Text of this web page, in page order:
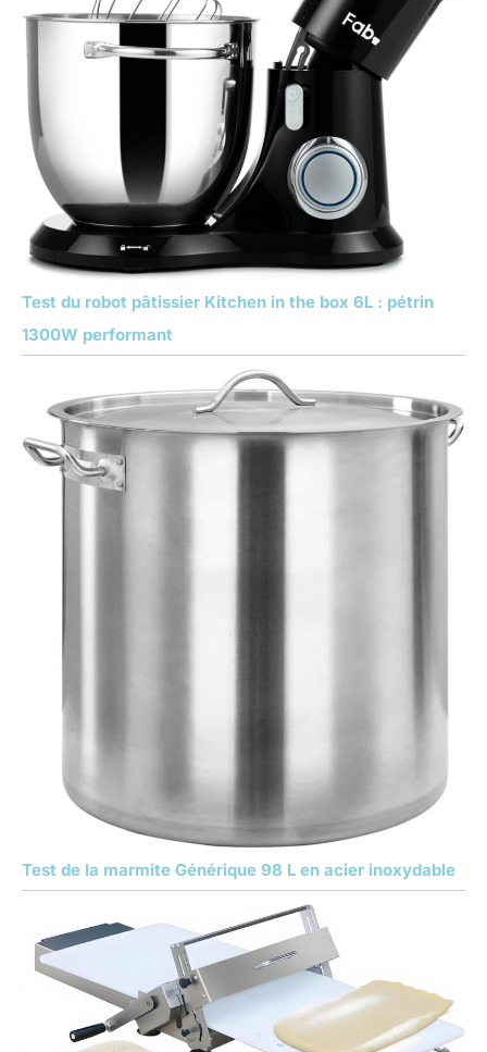
Test du robot pâtissier Kitchen in the box 6L : pétrin
1300W performant
Test de la marmite Générique 98 L en acier inoxydable